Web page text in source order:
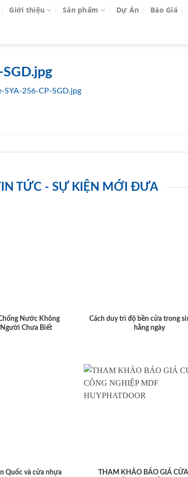
Giới thiệu Sản phẩm Dự Án Báo Giá
SYA-256-CP-SGD.jpg
TỨC - SỰ KIỆN MỚI ĐƯA
Nước Không
Chưa Biết
Cách duy trì độ bền cửa trong
hằng ngày
Quốc và cửa nhựa
THAM KHẢO BÁO GIÁ